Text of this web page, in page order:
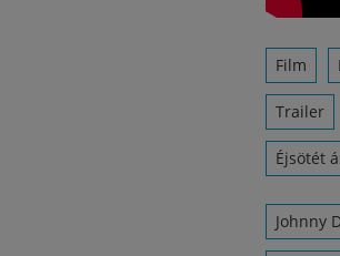
Film
Trailer
Éjsötét
Johnny